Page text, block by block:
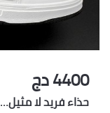
4400 دج
حذاء فريد لا مثيل…